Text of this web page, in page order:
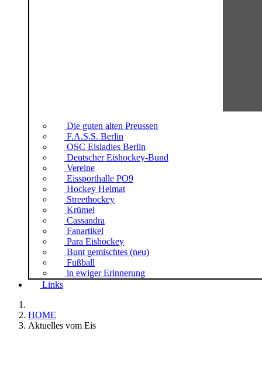
Die guten alten Preussen
F.A.S.S. Berlin
OSC Eisladies Berlin
Deutscher Eishockey-Bund
Vereine
Eissporthalle PO9
Hockey Heimat
Streethockey
Krümel
Cassandra
Fanartikel
Para Eishockey
Bunt gemischtes (neu)
Fußball
in ewiger Erinnerung
Links
HOME
Aktuelles vom Eis